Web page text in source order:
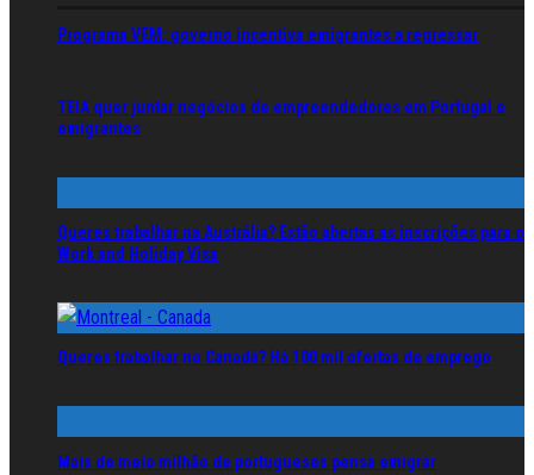
Programa VEM: governo incentiva emigrantes a regressar
TEIA quer juntar negócios de empreendedores em Portugal e
emigrantes
Queres trabalhar na Austrália? Estão abertas as inscrições para o
Work and Holiday Visa
Queres trabalhar no Canadá? Há 100 mil ofertas de emprego
Mais de meio milhão de portugueses pensa emigrar